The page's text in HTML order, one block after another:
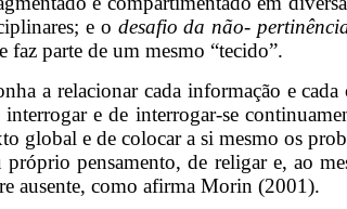
e o desafio da não-
faz parte de um mesmo “tecido”.
a relacionar cada informação e
e de interrogar-se
global e de colocar a si mesmo os
pensamento, de religar e, ao
ausente, como afirma Morin (2001).